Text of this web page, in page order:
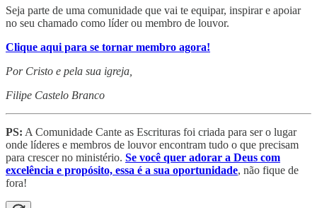
Seja parte de uma comunidade que vai te equipar, inspirar e apoiar
no seu chamado como líder ou membro de louvor.
Clique aqui para se tornar membro agora!
Por Cristo e pela sua igreja,
Filipe Castelo Branco
PS: A Comunidade Cante as Escrituras foi criada para ser o lugar
onde líderes e membros de louvor encontram tudo o que precisam
para crescer no ministério. Se você quer adorar a Deus com
excelência e propósito, essa é a sua oportunidade, não fique de
fora!